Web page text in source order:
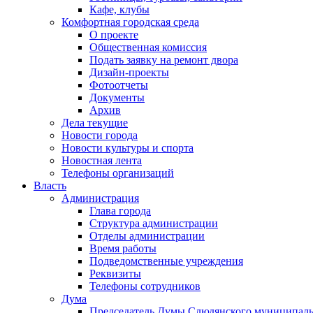
Кафе, клубы
Комфортная городская среда
О проекте
Общественная комиссия
Подать заявку на ремонт двора
Дизайн-проекты
Фотоотчеты
Документы
Архив
Дела текущие
Новости города
Новости культуры и спорта
Новостная лента
Телефоны организаций
Власть
Администрация
Глава города
Структура администрации
Отделы администрации
Время работы
Подведомственные учреждения
Реквизиты
Телефоны сотрудников
Дума